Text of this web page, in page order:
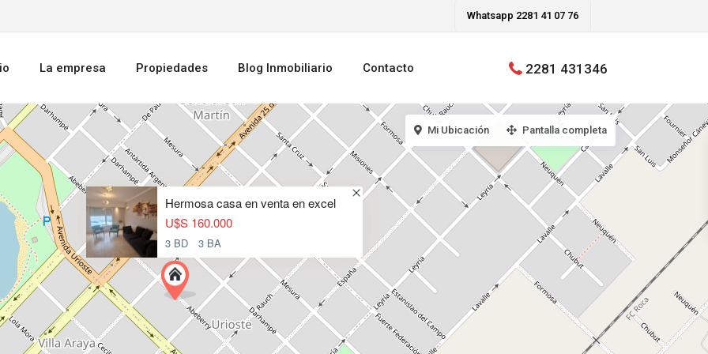
Whatsapp 2281 41 07 76
La empresa Propiedades Blog Inmobiliario Contacto 2281 431346
Hermosa casa en venta en excel
U$S 160.000
3 BD 3 BA
Mi Ubicación Pantalla completa